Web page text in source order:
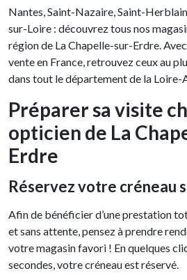
Nantes, Saint-Nazaire, Saint-
sur-Loire : découvrez tous nos
région de La Chapelle-sur-Erdre.
vente en France, retrouvez ceux au
dans tout le département de la Loire-
Préparer sa visite
opticien de La
Erdre
Réservez votre créneau
Afin de bénéficier d’une prestation
et sans attente, pensez à prendre
votre magasin favori ! En quelques
secondes, votre créneau est réservé.